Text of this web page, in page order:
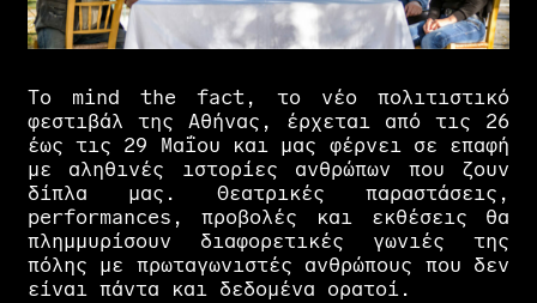
Το mind the fact, το νέο
πολιτιστικό
φεστιβάλ
της Αθήνας, έρχεται από τις
26
έως τις 29 Μαΐου και μας φέρνει σε επαφή
με
αληθινές ιστορίες ανθρώπων που
ζουν
δίπλα
μας. Θεατρικές
παραστάσεις,
performances,
προβολές και εκθέσεις
θα
πλημμυρίσουν
διαφορετικές γωνιές
της
πόλης με πρωταγωνιστές ανθρώπους που δεν
είναι πάντα και δεδομένα ορατοί.